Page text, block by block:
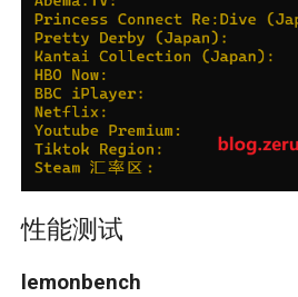
性能测试
lemonbench